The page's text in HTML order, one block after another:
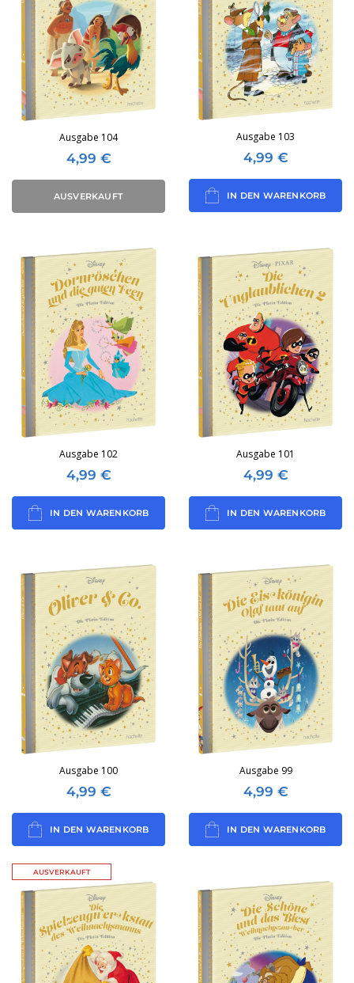
Ausgabe 104
4,99 €
AUSVERKAUFT
Ausgabe 103
4,99 €
IN DEN WARENKORB
Ausgabe 102
4,99 €
IN DEN WARENKORB
Ausgabe 101
4,99 €
IN DEN WARENKORB
Ausgabe 100
4,99 €
IN DEN WARENKORB
Ausgabe 99
4,99 €
IN DEN WARENKORB
AUSVERKAUFT